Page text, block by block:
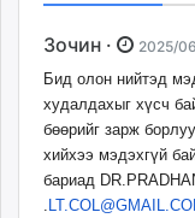
Зочин ·
2025/
Бид олон нийтэд
худалдахыг хүсч
бөөрийг зарж
хийхээ мэдэхгүй
бариад